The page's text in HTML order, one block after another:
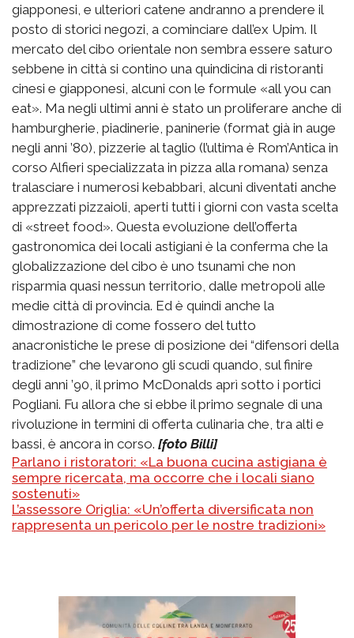
giapponesi, e ulteriori catene andranno a prendere il
posto di storici negozi, a cominciare dall’ex Upim. Il
mercato del cibo orientale non sembra essere saturo
sebbene in città si contino una quindicina di ristoranti
cinesi e giapponesi, alcuni con le formule «all you can
eat». Ma negli ultimi anni è stato un proliferare anche di
hamburgherie, piadinerie, paninerie (format già in auge
negli anni ’80), pizzerie al taglio (l’ultima è Rom’Antica in
corso Alfieri specializzata in pizza alla romana) senza
tralasciare i numerosi kebabbari, alcuni diventati anche
apprezzati pizzaioli, aperti tutti i giorni con vasta scelta
di «street food». Questa evoluzione dell’offerta
gastronomica dei locali astigiani è la conferma che la
globalizzazione del cibo è uno tsunami che non
risparmia quasi nessun territorio, dalle metropoli alle
medie città di provincia. Ed è quindi anche la
dimostrazione di come fossero del tutto
anacronistiche le prese di posizione dei “difensori della
tradizione” che levarono gli scudi quando, sul finire
degli anni ’90, il primo McDonalds aprì sotto i portici
Pogliani. Fu allora che si ebbe il primo segnale di una
rivoluzione in termini di offerta culinaria che, tra alti e
bassi, è ancora in corso. [foto Billi]
Parlano i ristoratori: «La buona cucina astigiana è
sempre ricercata, ma occorre che i locali siano
sostenuti»
L’assessore Origlia: «Un’offerta diversificata non
rappresenta un pericolo per le nostre tradizioni»